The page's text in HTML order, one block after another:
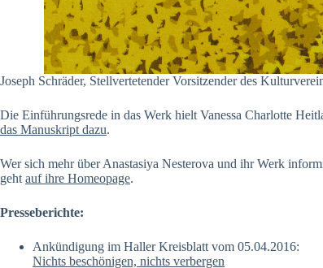
Joseph Schräder, Stellvertetender Vorsitzender des
Die Einführungsrede in das Werk hielt Vanessa Charlotte
das Manuskript dazu.
Wer sich mehr über Anastasiya Nesterova und ihr Werk
geht auf ihre Homeopage.
Presseberichte:
Ankündigung im Haller Kreisblatt vom 05.04.2016:
Nichts beschönigen, nichts verbergen